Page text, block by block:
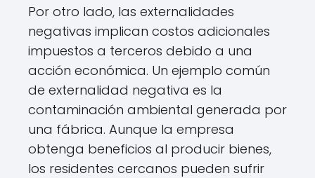
Por otro lado, las externalidades
negativas implican costos adicionales
impuestos a terceros debido a una
acción económica. Un ejemplo común
de externalidad negativa es la
contaminación ambiental generada por
una fábrica. Aunque la empresa
obtenga beneficios al producir bienes,
los residentes cercanos pueden sufrir